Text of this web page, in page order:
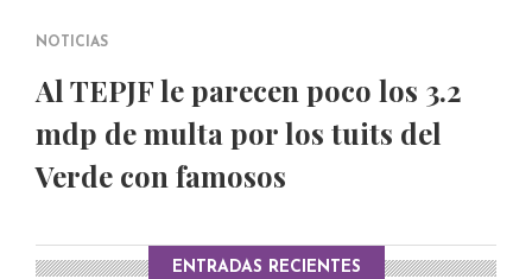
NOTICIAS
Al TEPJF le parecen poco los 3.2
mdp de multa por los tuits del
Verde con famosos
ENTRADAS RECIENTES